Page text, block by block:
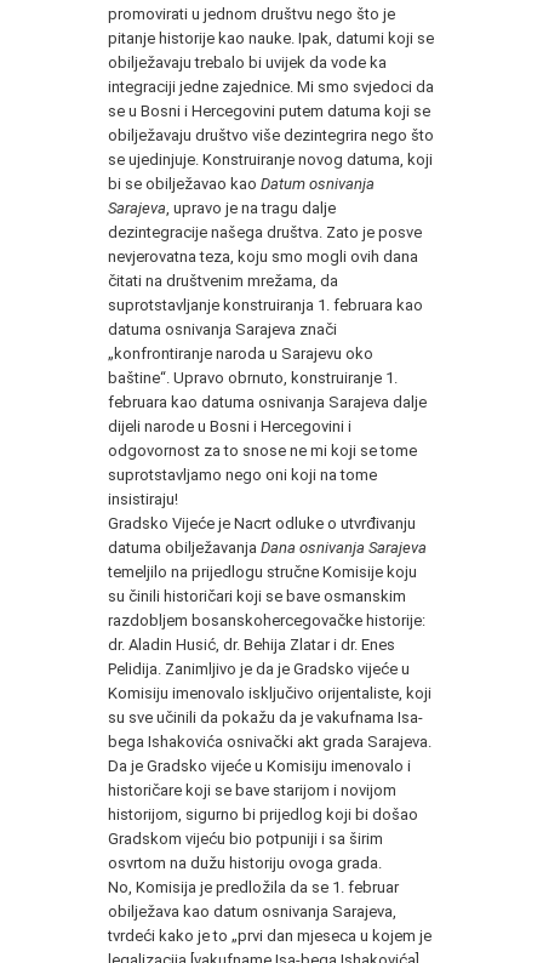
promovirati u jednom društvu nego što je
pitanje historije kao nauke. Ipak, datumi koji se
obilježavaju trebalo bi uvijek da vode ka
integraciji jedne zajednice. Mi smo svjedoci da
se u Bosni i Hercegovini putem datuma koji se
obilježavaju društvo više dezintegrira nego što
se ujedinjuje. Konstruiranje novog datuma, koji
bi se obilježavao kao Datum osnivanja
Sarajeva , upravo je na tragu dalje
dezintegracije našega društva. Zato je posve
nevjerovatna teza, koju smo mogli ovih dana
čitati na društvenim mrežama, da
suprotstavljanje konstruiranja 1. februara kao
datuma osnivanja Sarajeva znači
„konfrontiranje naroda u Sarajevu oko
baštine“. Upravo obrnuto, konstruiranje 1.
februara kao datuma osnivanja Sarajeva dalje
dijeli narode u Bosni i Hercegovini i
odgovornost za to snose ne mi koji se tome
suprotstavljamo nego oni koji na tome
insistiraju!
Gradsko Vijeće je Nacrt odluke o utvrđivanju
datuma obilježavanja Dana osnivanja Sarajeva
temeljilo na prijedlogu stručne Komisije koju
su činili historičari koji se bave osmanskim
razdobljem bosanskohercegovačke historije:
dr. Aladin Husić, dr. Behija Zlatar i dr. Enes
Pelidija. Zanimljivo je da je Gradsko vijeće u
Komisiju imenovalo isključivo orijentaliste, koji
su sve učinili da pokažu da je vakufnama Isa-
bega Ishakovića osnivački akt grada Sarajeva.
Da je Gradsko vijeće u Komisiju imenovalo i
historičare koji se bave starijom i novijom
historijom, sigurno bi prijedlog koji bi došao
Gradskom vijeću bio potpuniji i sa širim
osvrtom na dužu historiju ovoga grada.
No, Komisija je predložila da se 1. februar
obilježava kao datum osnivanja Sarajeva,
tvrdeći kako je to „prvi dan mjeseca u kojem je